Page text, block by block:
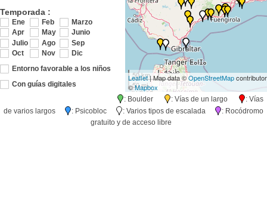
Temporada :
Ene Feb
Marzo
Apr
May
Junio
Julio
Ago
Sep
Oct
Nov
Dic
Entorno favorable a los niños
Con guías digitales
50 km
50 mi
Leaflet| Map data ©OpenStreetMap
©Mapbox
: Boulder : Vías de un largo
: Vías
de varios largos
: Psicobloc : Varios tipos de escalada
: Rocódromo
gratuito y de acceso libre